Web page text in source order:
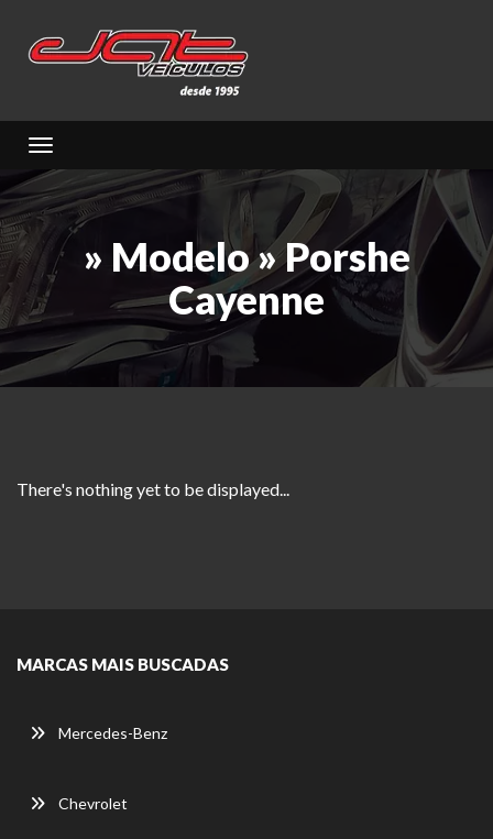
Toggle navigation
» Modelo » Porshe
Cayenne
There's nothing yet to be displayed...
MARCAS MAIS BUSCADAS
Mercedes-Benz
Chevrolet